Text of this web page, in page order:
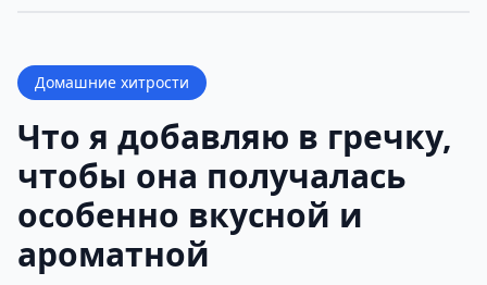
Домашние хитрости
Что я добавляю в гречку,
чтобы она получалась
особенно вкусной и
ароматной